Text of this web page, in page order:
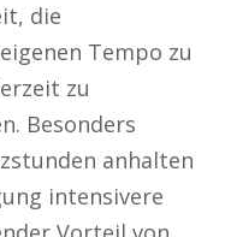
die
Tempo zu
zu
Besonders
anhalten
intensivere